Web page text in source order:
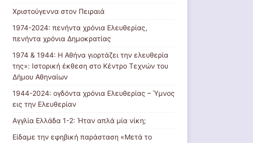
Χριστούγεννα στον Πειραιά
1974-2024: πενήντα χρόνια Ελευθερίας,
πενήντα χρόνια Δημοκρατίας
1974 & 1944: Η Αθήνα γιορτάζει την ελευθερία
της»: Ιστορική έκθεση στο Κέντρο Τεχνών του
Δήμου Αθηναίων
1944-2024: ογδόντα χρόνια Ελευθερίας – Ύμνος
εις την Ελευθερίαν
Αγγλία Ελλάδα 1-2: Ήταν απλά μία νίκη;
Είδαμε την εφηβική παράσταση «Μετά το